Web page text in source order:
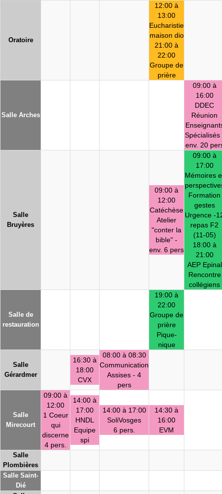
Oratoire
12:00 à
13:00
Eucharistie
maison dio
21:00 à
22:00
Groupe de
prière
Salle Arches
09:00 à
16:00
DDEC
Réunion
Spécialisés
env. 20
Salle
Bruyères
09:00 à
12:00
Catéchèse
Atelier
"conter la
bible" -
env. 6 pers
09:00 à
17:00
Mémoires
Formation
gestes
Urgence -
repas F2
(11-05)
18:00 à
21:00
AEP Epinal
Rencontre
collégiens
Salle de
restauration
19:00 à
22:00
Groupe de
prière
Pique-
nique
Salle
Gérardmer
16:30 à
18:00
CVX
08:00 à 08:30
Communication
Assises - 4
pers
Salle
Mirecourt
09:00 à
12:00
1 Coeur
qui
discerne
4 pers.
14:00 à
17:00
HNDL
Equipe
spi
14:00 à 17:00
SoliVosges
6 pers.
14:30 à
16:00
EVM
Salle
Plombières
Salle Saint-
Dié